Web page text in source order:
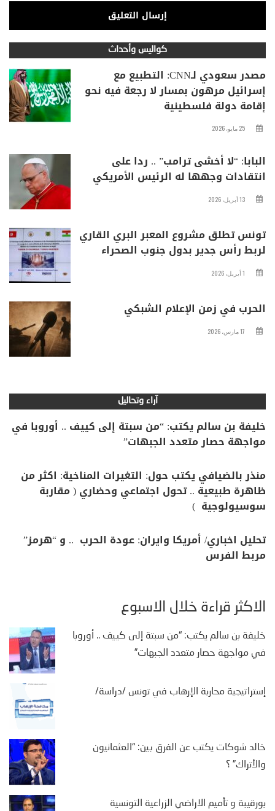
كواليس وأحداث
مصدر سعودي لـCNN: التطبيع مع
إسرائيل مرهون بمسار لا رجعة فيه نحو
إقامة دولة فلسطينية
25 مايو، 2026
البابا: “لا أخشى ترامب” .. ردا على
انتقادات وجهها له الرئيس الأمريكي
13 أبريل، 2026
تونس تطلق مشروع المعبر البري القاري
لربط رأس جدير بدول جنوب الصحراء
1 أبريل، 2026
الحرب في زمن الإعلام الشبكي
17 مارس، 2026
آراء وتحاليل
خليفة بن سالم يكتب: “من سبتة إلى كييف .. أوروبا في
مواجهة حصار متعدد الجبهات”
منذر بالضيافي يكتب حول: التغيرات المناخية: اكثر من
ظاهرة طبيعية .. تحول اجتماعي وحضاري ( مقاربة
سوسيولوجية )
تحليل اخباري/ أمريكا وايران: عودة الحرب .. و “هرمز”
مربط الفرس
الأكثر قراءة خلال الأسبوع
خليفة بن سالم يكتب: “من سبتة إلى كييف .. أوروبا
في مواجهة حصار متعدد الجبهات”
إستراتيجية محاربة الإرهاب في تونس /دراسة/
خالد شوكات يكتب عن الفرق بين: “العثمانيون
والأتراك” ؟
بورقيبة و تأميم الاراضي الزراعية التونسية